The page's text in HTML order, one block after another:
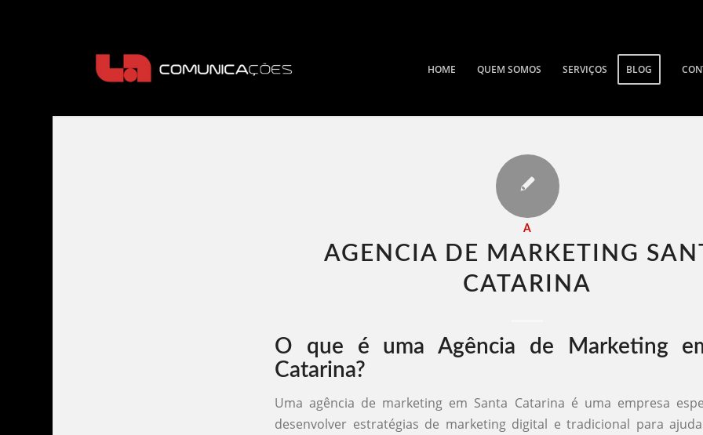
HOME QUEM SOMOS SERVIÇOS BLOG
A
AGENCIA DE MARKETING
CATARINA​
O que é uma Agência de Marketing
Catarina?
Uma agência de marketing em Santa Catarina é uma empresa
desenvolver estratégias de marketing digital e tradicional para